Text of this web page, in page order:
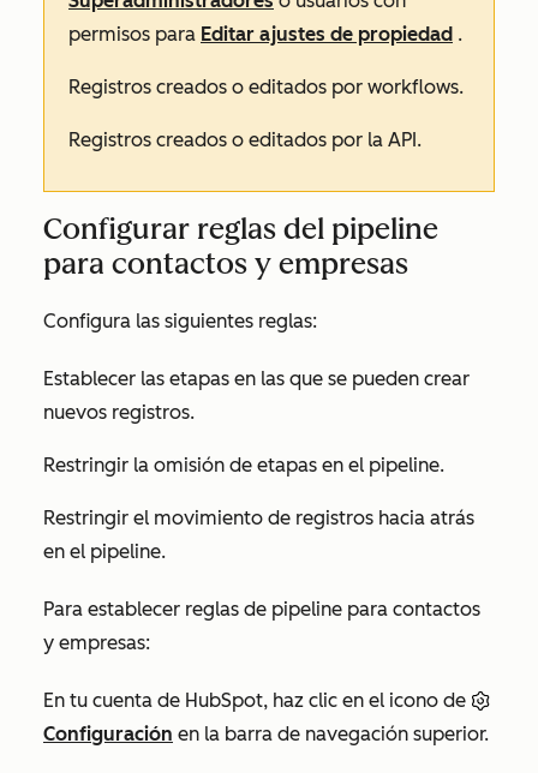
permisos para Editar ajustes de propiedad .
Registros creados o editados por workflows.
Registros creados o editados por la API.
Configurar reglas del pipeline
para contactos y empresas
Configura las siguientes reglas:
Establecer las etapas en las que se pueden crear
nuevos registros.
Restringir la omisión de etapas en el pipeline.
Restringir el movimiento de registros hacia atrás
en el pipeline.
Para establecer reglas de pipeline para contactos
y empresas:
En tu cuenta de HubSpot, haz clic en el icono de
Configuración en la barra de navegación superior.